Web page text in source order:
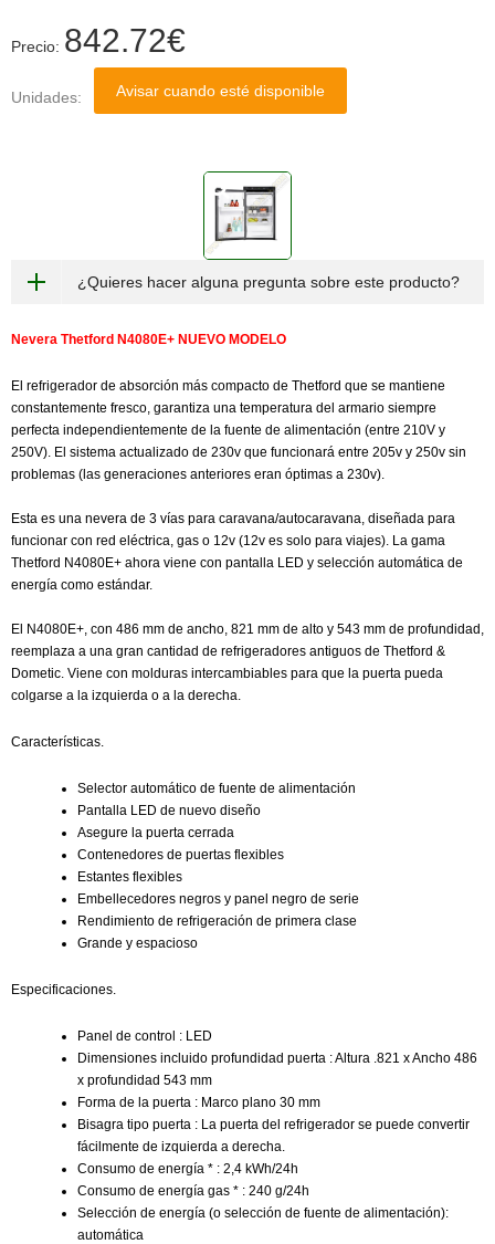
Precio: 842.72€
Unidades: Avisar cuando esté disponible
¿Quieres hacer alguna pregunta sobre este producto?
Nevera Thetford N4080E+ NUEVO MODELO
El refrigerador de absorción más compacto de Thetford que se mantiene
constantemente fresco, garantiza una temperatura del armario siempre
perfecta independientemente de la fuente de alimentación (entre 210V y
250V). El sistema actualizado de 230v que funcionará entre 205v y 250v sin
problemas (las generaciones anteriores eran óptimas a 230v).
Esta es una nevera de 3 vías para caravana/autocaravana, diseñada para
funcionar con red eléctrica, gas o 12v (12v es solo para viajes). La gama
Thetford N4080E+ ahora viene con pantalla LED y selección automática de
energía como estándar.
El N4080E+, con 486 mm de ancho, 821 mm de alto y 543 mm de profundidad,
reemplaza a una gran cantidad de refrigeradores antiguos de Thetford &
Dometic. Viene con molduras intercambiables para que la puerta pueda
colgarse a la izquierda o a la derecha.
Características.
Selector automático de fuente de alimentación
Pantalla LED de nuevo diseño
Asegure la puerta cerrada
Contenedores de puertas flexibles
Estantes flexibles
Embellecedores negros y panel negro de serie
Rendimiento de refrigeración de primera clase
Grande y espacioso
Especificaciones.
Panel de control : LED
Dimensiones incluido profundidad puerta : Altura .821 x Ancho 486
x profundidad 543 mm
Forma de la puerta : Marco plano 30 mm
Bisagra tipo puerta : La puerta del refrigerador se puede convertir
fácilmente de izquierda a derecha.
Consumo de energía * : 2,4 kWh/24h
Consumo de energía gas * : 240 g/24h
Selección de energía (o selección de fuente de alimentación):
automática